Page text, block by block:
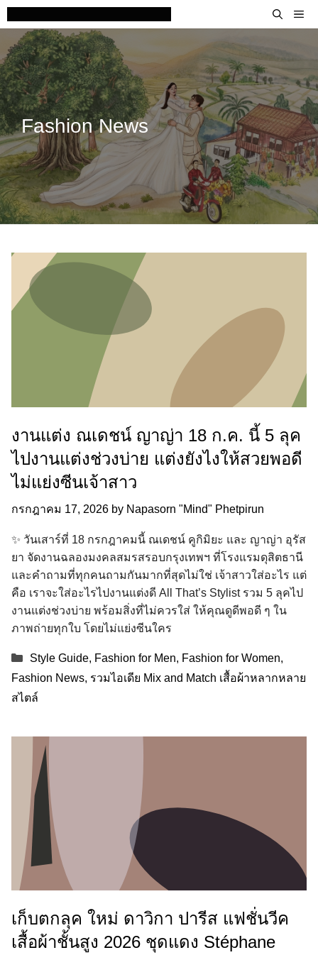
Skip
to
content
Fashion News
งานแต่ง ณเดชน์ ญาญ่า 18 ก.ค. นี้ 5 ลุค
ไปงานแต่งช่วงบ่าย แต่งยังไงให้สวยพอดี
ไม่แย่งซีนเจ้าสาว
กรกฎาคม 17, 2026 by Napasorn "Mind" Phetpirun
✨ วันเสาร์ที่ 18 กรกฎาคมนี้ ณเดชน์ คูกิมิยะ และ ญาญ่า อุรัส
ยา จัดงานฉลองมงคลสมรสรอบกรุงเทพฯ ที่โรงแรมดุสิตธานี
และคำถามที่ทุกคนถามกันมากที่สุดไม่ใช่ เจ้าสาวใส่อะไร แต่
คือ เราจะใส่อะไรไปงานแต่งดี All That’s Stylist รวม 5 ลุคไป
งานแต่งช่วงบ่าย พร้อมสิ่งที่ไม่ควรใส่ ให้คุณดูดีพอดี ๆ ใน
ภาพถ่ายทุกใบ โดยไม่แย่งซีนใคร
Categories
Style Guide, Fashion for Men, Fashion for Women,
Fashion News, รวมไอเดีย Mix and Match เสื้อผ้าหลากหลาย
สไตล์
เก็บตกลุค ใหม่ ดาวิกา ปารีส แฟชั่นวีค
เสื้อผ้าชั้นสูง 2026 ชุดแดง Stéphane